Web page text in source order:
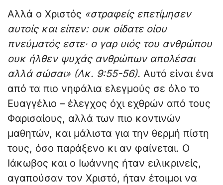
Αλλά ο Χριστός «στραφείς επετίμησεν
αυτοίς και είπεν: ουκ οίδατε οίου
πνεύματός εστε· ο γαρ υιός του ανθρώπου
ουκ ήλθεν ψυχάς ανθρώπων απολέσαι
αλλά σώσαι» (Λκ. 9:55-56). Αυτό είναι ένα
από τα πιο νηφάλια ελεγμούς σε όλο το
Ευαγγέλιο – έλεγχος όχι εχθρών από τους
Φαρισαίους, αλλά των πιο κοντινών
μαθητών, και μάλιστα για την θερμή πίστη
τους, όσο παράξενο κι αν φαίνεται. Ο
Ιάκωβος και ο Ιωάννης ήταν ειλικρινείς,
αγαπούσαν τον Χριστό, ήταν έτοιμοι να